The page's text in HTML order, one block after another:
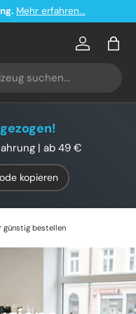
in Deutschland
Konto
| ab 49 €
kopieren
günstig bestellen